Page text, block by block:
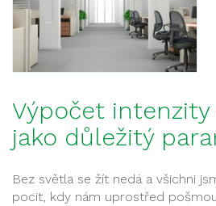
Výpočet
jako důležitý
Bez světla se žít nedá a všichni
pocit, kdy nám uprostřed